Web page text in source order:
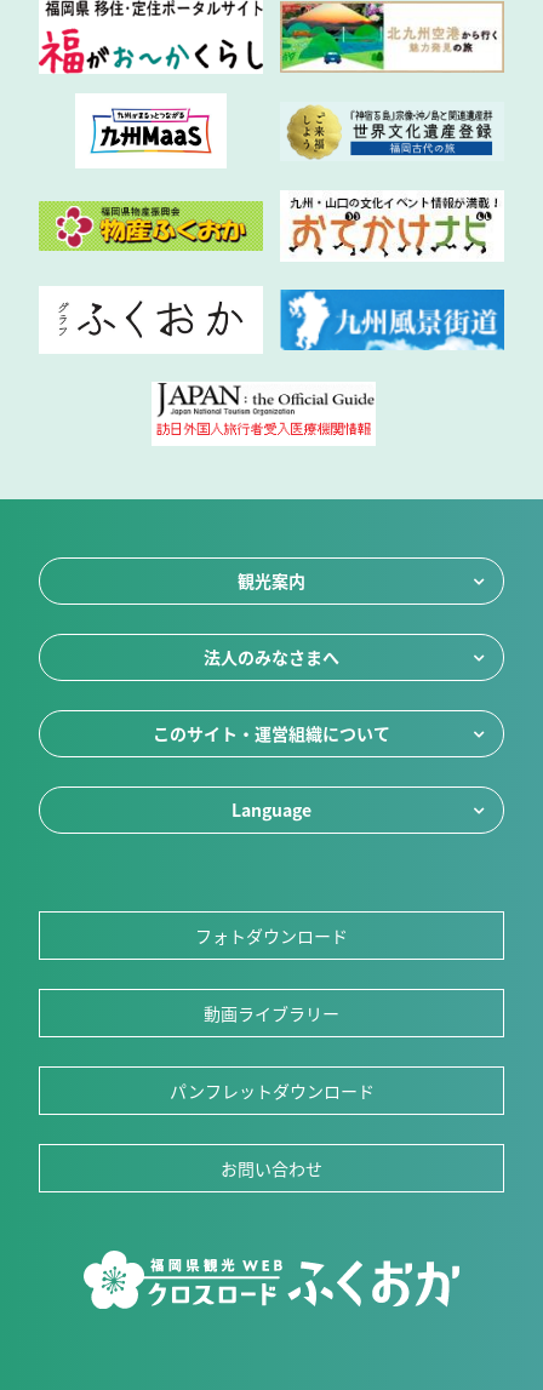
観光案内
法人のみなさまへ
このサイト・運営組織について
Language
フォトダウンロード
動画ライブラリー
パンフレットダウンロード
お問い合わせ